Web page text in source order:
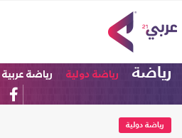
رياضة رياضة دولية رياضة عربية
رياضة دولية